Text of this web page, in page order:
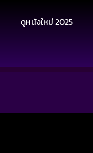
ดูหนังใหม่ 2025